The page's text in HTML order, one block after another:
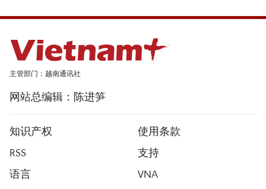
主管部门：越南通讯社
网站总编辑：陈进笋
知识产权
使用条款
RSS
支持
语言
VNA